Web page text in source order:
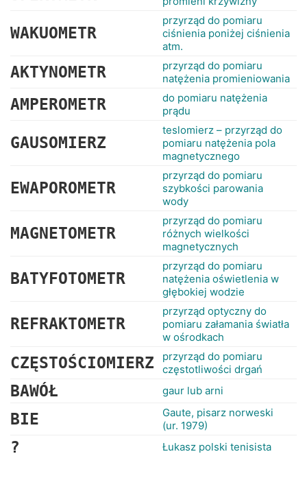
WAKUOMETR
przyrząd do pomiaru
ciśnienia poniżej ciśnienia
atm.
AKTYNOMETR
przyrząd do pomiaru
natężenia promieniowania
AMPEROMETR
do pomiaru natężenia
prądu
GAUSOMIERZ
teslomierz – przyrząd do
pomiaru natężenia pola
magnetycznego
EWAPOROMETR
przyrząd do pomiaru
szybkości parowania
wody
MAGNETOMETR
przyrząd do pomiaru
różnych wielkości
magnetycznych
BATYFOTOMETR
przyrząd do pomiaru
natężenia oświetlenia w
głębokiej wodzie
REFRAKTOMETR
przyrząd optyczny do
pomiaru załamania światła
w ośrodkach
CZĘSTOŚCIOMIERZ
przyrząd do pomiaru
częstotliwości drgań
BAWÓŁ gaur lub arni
BIE
Gaute, pisarz norweski
(ur. 1979)
? Łukasz polski tenisista